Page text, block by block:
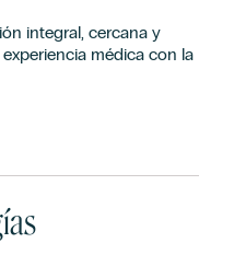
integral, cercana y
médica con la